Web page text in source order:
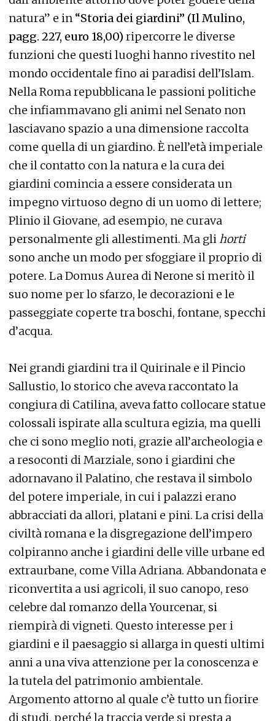
natura” e in “Storia dei giardini” (Il Mulino,
pagg. 227, euro 18,00) ripercorre le diverse
funzioni che questi luoghi hanno rivestito nel
mondo occidentale fino ai paradisi dell’Islam.
Nella Roma repubblicana le passioni politiche
che infiammavano gli animi nel Senato non
lasciavano spazio a una dimensione raccolta
come quella di un giardino. È nell’età imperiale
che il contatto con la natura e la cura dei
giardini comincia a essere considerata un
impegno virtuoso degno di un uomo di lettere;
Plinio il Giovane, ad esempio, ne curava
personalmente gli allestimenti. Ma gli horti
sono anche un modo per sfoggiare il proprio di
potere. La Domus Aurea di Nerone si meritò il
suo nome per lo sfarzo, le decorazioni e le
passeggiate coperte tra boschi, fontane, specchi
d’acqua.
Nei grandi giardini tra il Quirinale e il Pincio
Sallustio, lo storico che aveva raccontato la
congiura di Catilina, aveva fatto collocare statue
colossali ispirate alla scultura egizia, ma quelli
che ci sono meglio noti, grazie all’archeologia e
a resoconti di Marziale, sono i giardini che
adornavano il Palatino, che restava il simbolo
del potere imperiale, in cui i palazzi erano
abbracciati da allori, platani e pini. La crisi della
civiltà romana e la disgregazione dell’impero
colpiranno anche i giardini delle ville urbane ed
extraurbane, come Villa Adriana. Abbandonata e
riconvertita a usi agricoli, il suo canopo, reso
celebre dal romanzo della Yourcenar, si
riempirà di vigneti. Questo interesse per i
giardini e il paesaggio si allarga in questi ultimi
anni a una viva attenzione per la conoscenza e
la tutela del patrimonio ambientale.
Argomento attorno al quale c’è tutto un fiorire
di studi, perché la traccia verde si presta a